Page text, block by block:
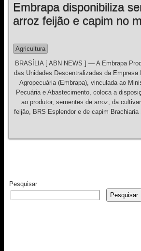
Embrapa disponibiliza
arroz feijão e capim no
Agricultura
BRASÍLIA [ ABN NEWS ] — A Embrapa
das Unidades Descentralizadas da Empresa
Agropecuária (Embrapa), vinculada ao
Pecuária e Abastecimento, coloca a
ao produtor, sementes de arroz, da
feijão, BRS Esplendor e de capim
Pesquisar
Pesquisar